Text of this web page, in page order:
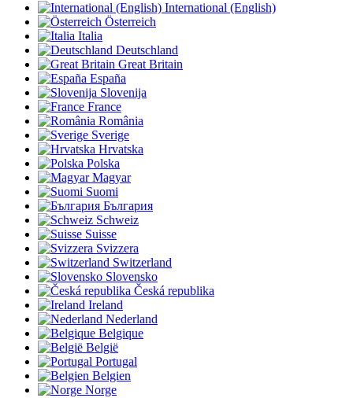
International (English)
Österreich
Italia
Deutschland
Great Britain
España
Slovenija
France
România
Sverige
Hrvatska
Polska
Magyar
Suomi
България
Schweiz
Suisse
Svizzera
Switzerland
Slovensko
Česká republika
Ireland
Nederland
Belgique
België
Portugal
Belgien
Norge